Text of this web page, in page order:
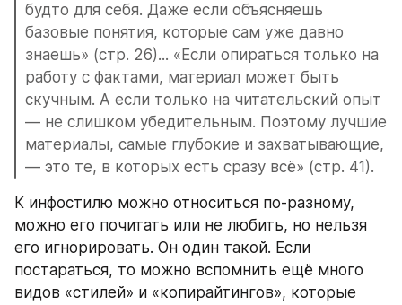
будто для себя. Даже если объясняешь
базовые понятия, которые сам уже давно
знаешь» (стр. 26)... «Если опираться только на
работу с фактами, материал может быть
скучным. А если только на читательский опыт
— не слишком убедительным. Поэтому лучшие
материалы, самые глубокие и захватывающие,
— это те, в которых есть сразу всё» (стр. 41).
К инфостилю можно относиться по-разному,
можно его почитать или не любить, но нельзя
его игнорировать. Он один такой. Если
постараться, то можно вспомнить ещё много
видов «стилей» и «копирайтингов», которые